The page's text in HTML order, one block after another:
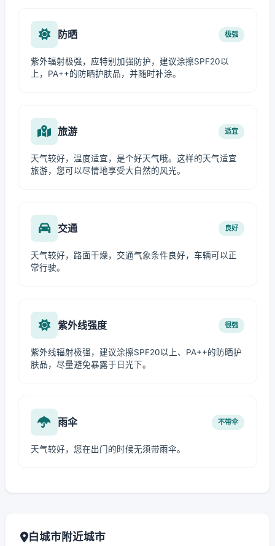
防晒 极强
紫外辐射极强，应特别加强防护，建议涂擦SPF20以
上，PA++的防晒护肤品，并随时补涂。
旅游 适宜
天气较好，温度适宜，是个好天气哦。这样的天气适宜
旅游，您可以尽情地享受大自然的风光。
交通 良好
天气较好，路面干燥，交通气象条件良好，车辆可以正
常行驶。
紫外线强度 很强
紫外线辐射极强，建议涂擦SPF20以上、PA++的防晒护
肤品，尽量避免暴露于日光下。
雨伞 不带伞
天气较好，您在出门的时候无须带雨伞。
白城市附近城市